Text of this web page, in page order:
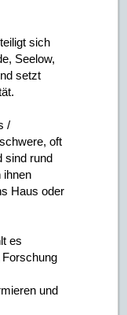
sich
Seelow,
setzt
/
oft
sind rund
ihnen
Haus oder
es
und